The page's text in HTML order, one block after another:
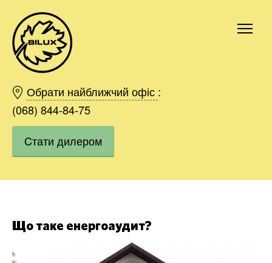
Обрати найближчий офіс :
(068) 844-84-75
Cтати дилером
Що таке енергоаудит?
Київ
Харків
Одесса
Дніпро
Івано-Франківськ
Область
Замовити